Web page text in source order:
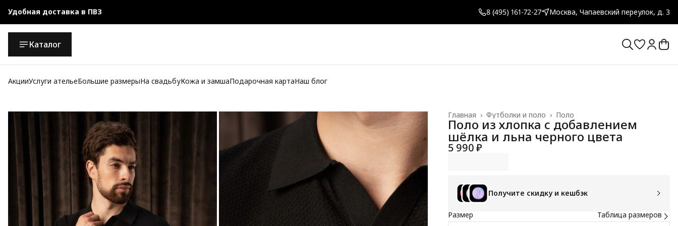
Чехол-кофр в подарок 8 (495) 161-72-27 Москва, Чапаевский переулок, д. 3
Каталог
АкцииУслуги ательеБольшие размерыНа свадьбуКожа и замшаПодарочная картаНаш блог
Поло
Футболки и поло ›
Главная ›
Поло из хлопка с добавлением
шёлка и льна черного цвета
5 990 ₽
Получите скидку и кешбэк
Размер
Таблица размеров